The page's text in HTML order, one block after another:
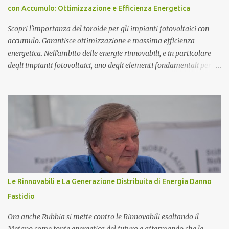
atomo magnetico quindi non ci sono protoni e neutroni nel nucleo
atomico...
con Accumulo: Ottimizzazione e Efficienza Energetica
Scopri l'importanza del toroide per gli impianti fotovoltaici con
accumulo. Garantisce ottimizzazione e massima efficienza
energetica. Nell'ambito delle energie rinnovabili, e in particolare
degli impianti fotovoltaici, uno degli elementi fondamentali per
un ruolo cruciale nella gestione dell'energia prodotta e accumulata,
contribuendo significativamente a migliorare le prestazioni
complessive dell'impianto. In questo articolo, esploreremo nel
dettaglio l'importanza del toroide negli impianti fotovoltaici con
accumulo di energia, come funziona, e perché è essenziale per
ottimizzare il rendimento energetico. Approfondiremo inoltre le
implicazioni che il suo corretto utilizzo ha sulla durata e
sull'affidabilità dell'intero sistema. Cos'è un Toroide o Meter e
Come Funziona? Il toroide (o meter) è un dispositivo el...
Le Rinnovabili e La Generazione Distribuita di Energia Danno
Fastidio
Ora anche Rubbia si mette contro le Rinnovabili esaltando il